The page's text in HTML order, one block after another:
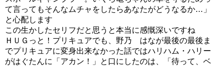
て言ってもそんなムチャをしたらあなたがどうなるか…」
と心配します
この生かしたセリフだと思うと本当に感慨深いですね
ＨＵＧっと！プリキュアでも、野乃 はなが最後の最後ま
でプリキュアに変身出来なかった話ではハリハム・ハリー
がはぐたんに「アカン！」と口にしたのは、「待って、ベ